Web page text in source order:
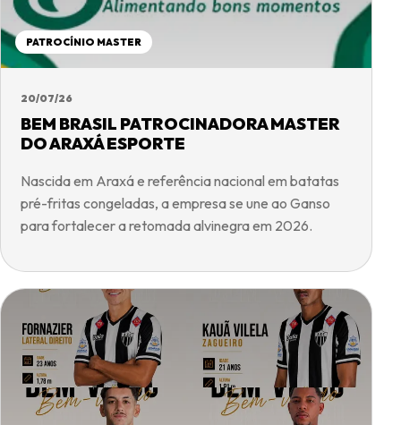
PATROCÍNIO MASTER
20/07/26
BEM BRASIL PATROCINADORA MASTER
DO ARAXÁ ESPORTE
Nascida em Araxá e referência nacional em batatas
pré-fritas congeladas, a empresa se une ao Ganso
para fortalecer a retomada alvinegra em 2026.